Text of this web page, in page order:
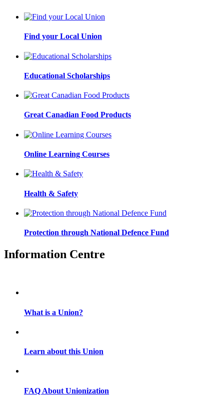
Find your Local Union
Educational Scholarships
Great Canadian Food Products
Online Learning Courses
Health & Safety
Protection through National Defence Fund
Information Centre
What is a Union?
Learn about this Union
FAQ About Unionization